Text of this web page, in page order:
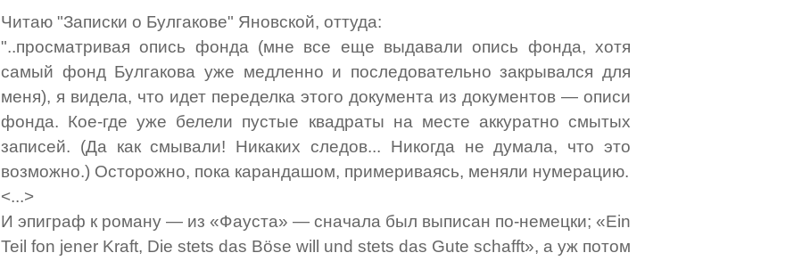
Читаю "Записки о Булгакове" Яновской, оттуда:
"..просматривая опись фонда (мне все еще выдавали опись фонда, хотя
самый фонд Булгакова уже медленно и последовательно закрывался для
меня), я видела, что идет переделка этого документа из документов — описи
фонда. Кое-где уже белели пустые квадраты на месте аккуратно смытых
записей. (Да как смывали! Никаких следов... Никогда не думала, что это
возможно.) Осторожно, пока карандашом, примериваясь, меняли нумерацию.
<...>
И эпиграф к роману — из «Фауста» — сначала был выписан по-немецки; «Ein
Teil fon jener Kraft, Die stets das Böse will und stets das Gute schafft», а уж потом